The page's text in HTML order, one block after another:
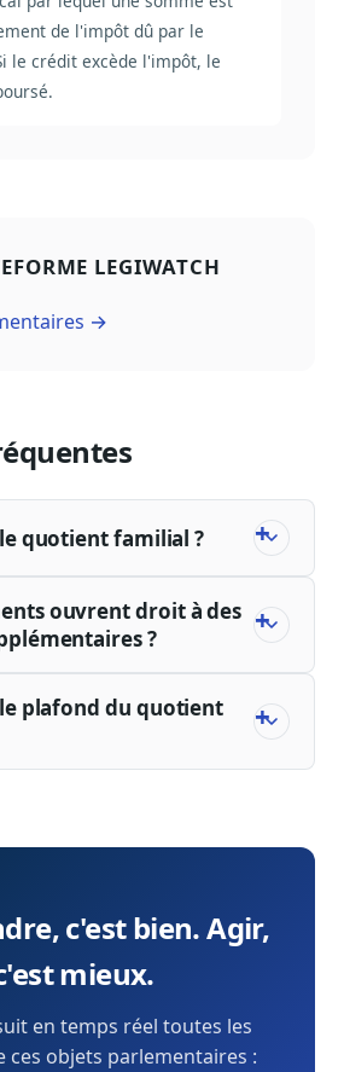
de l'impôt dû par le
le crédit excède l'impôt, le
LEGIWATCH
→
quotient familial ?
ouvrent droit à des
?
plafond du quotient
c'est bien. Agir,
mieux.
en temps réel toutes les
ces objets parlementaires :